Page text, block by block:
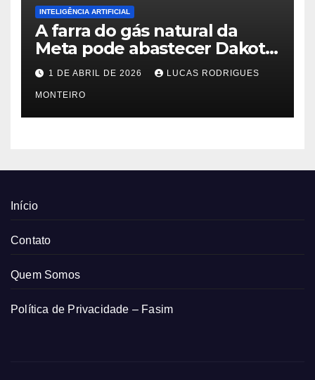
INTELIGÊNCIA ARTIFICIAL
A farra do gás natural da
Meta pode abastecer Dakota
do Sul
1 DE ABRIL DE 2026 LUCAS RODRIGUES
MONTEIRO
Início
Contato
Quem Somos
Política de Privacidade – Fasim